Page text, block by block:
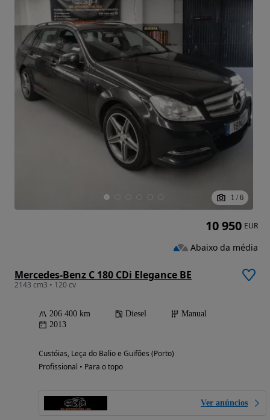
1 / 6
Mercedes-Benz C 180 CDi Elegance BE
2143 cm3 • 120 cv
206 400 km Diesel
Manual
2013
Custóias, Leça do Balio e Guifões (Porto)
Profissional • Para o topo
Ver anúncios
10 950 EUR
Abaixo da média